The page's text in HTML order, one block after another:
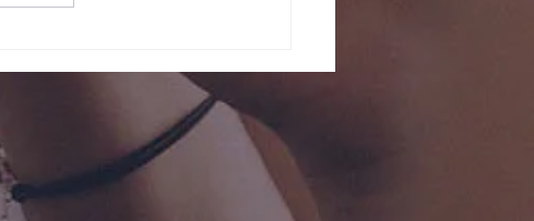
2026-06-28 주일예배